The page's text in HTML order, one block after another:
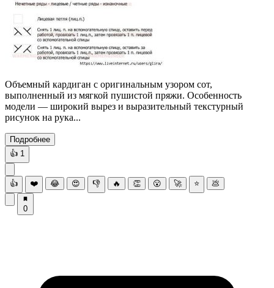
Объемный кардиган с оригинальным узором сот,
выполненный из мягкой пушистой пряжи. Особенность
модели — широкий вырез и выразительный текстурный
рисунок на рука...
Подробнее
👍 1
👍 ❤️ 😂 😍 👎 🔥 👏 😮 🚀 ⭐ 💩
0